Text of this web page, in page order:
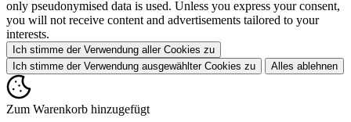
only pseudonymised data is used. Unless you express your consent,
you will not receive content and advertisements tailored to your
interests.
Ich stimme der Verwendung aller Cookies zu
Ich stimme der Verwendung ausgewählter Cookies zu
Alles ablehnen
Zum Warenkorb hinzugefügt